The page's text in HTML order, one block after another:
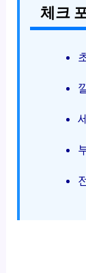
체크